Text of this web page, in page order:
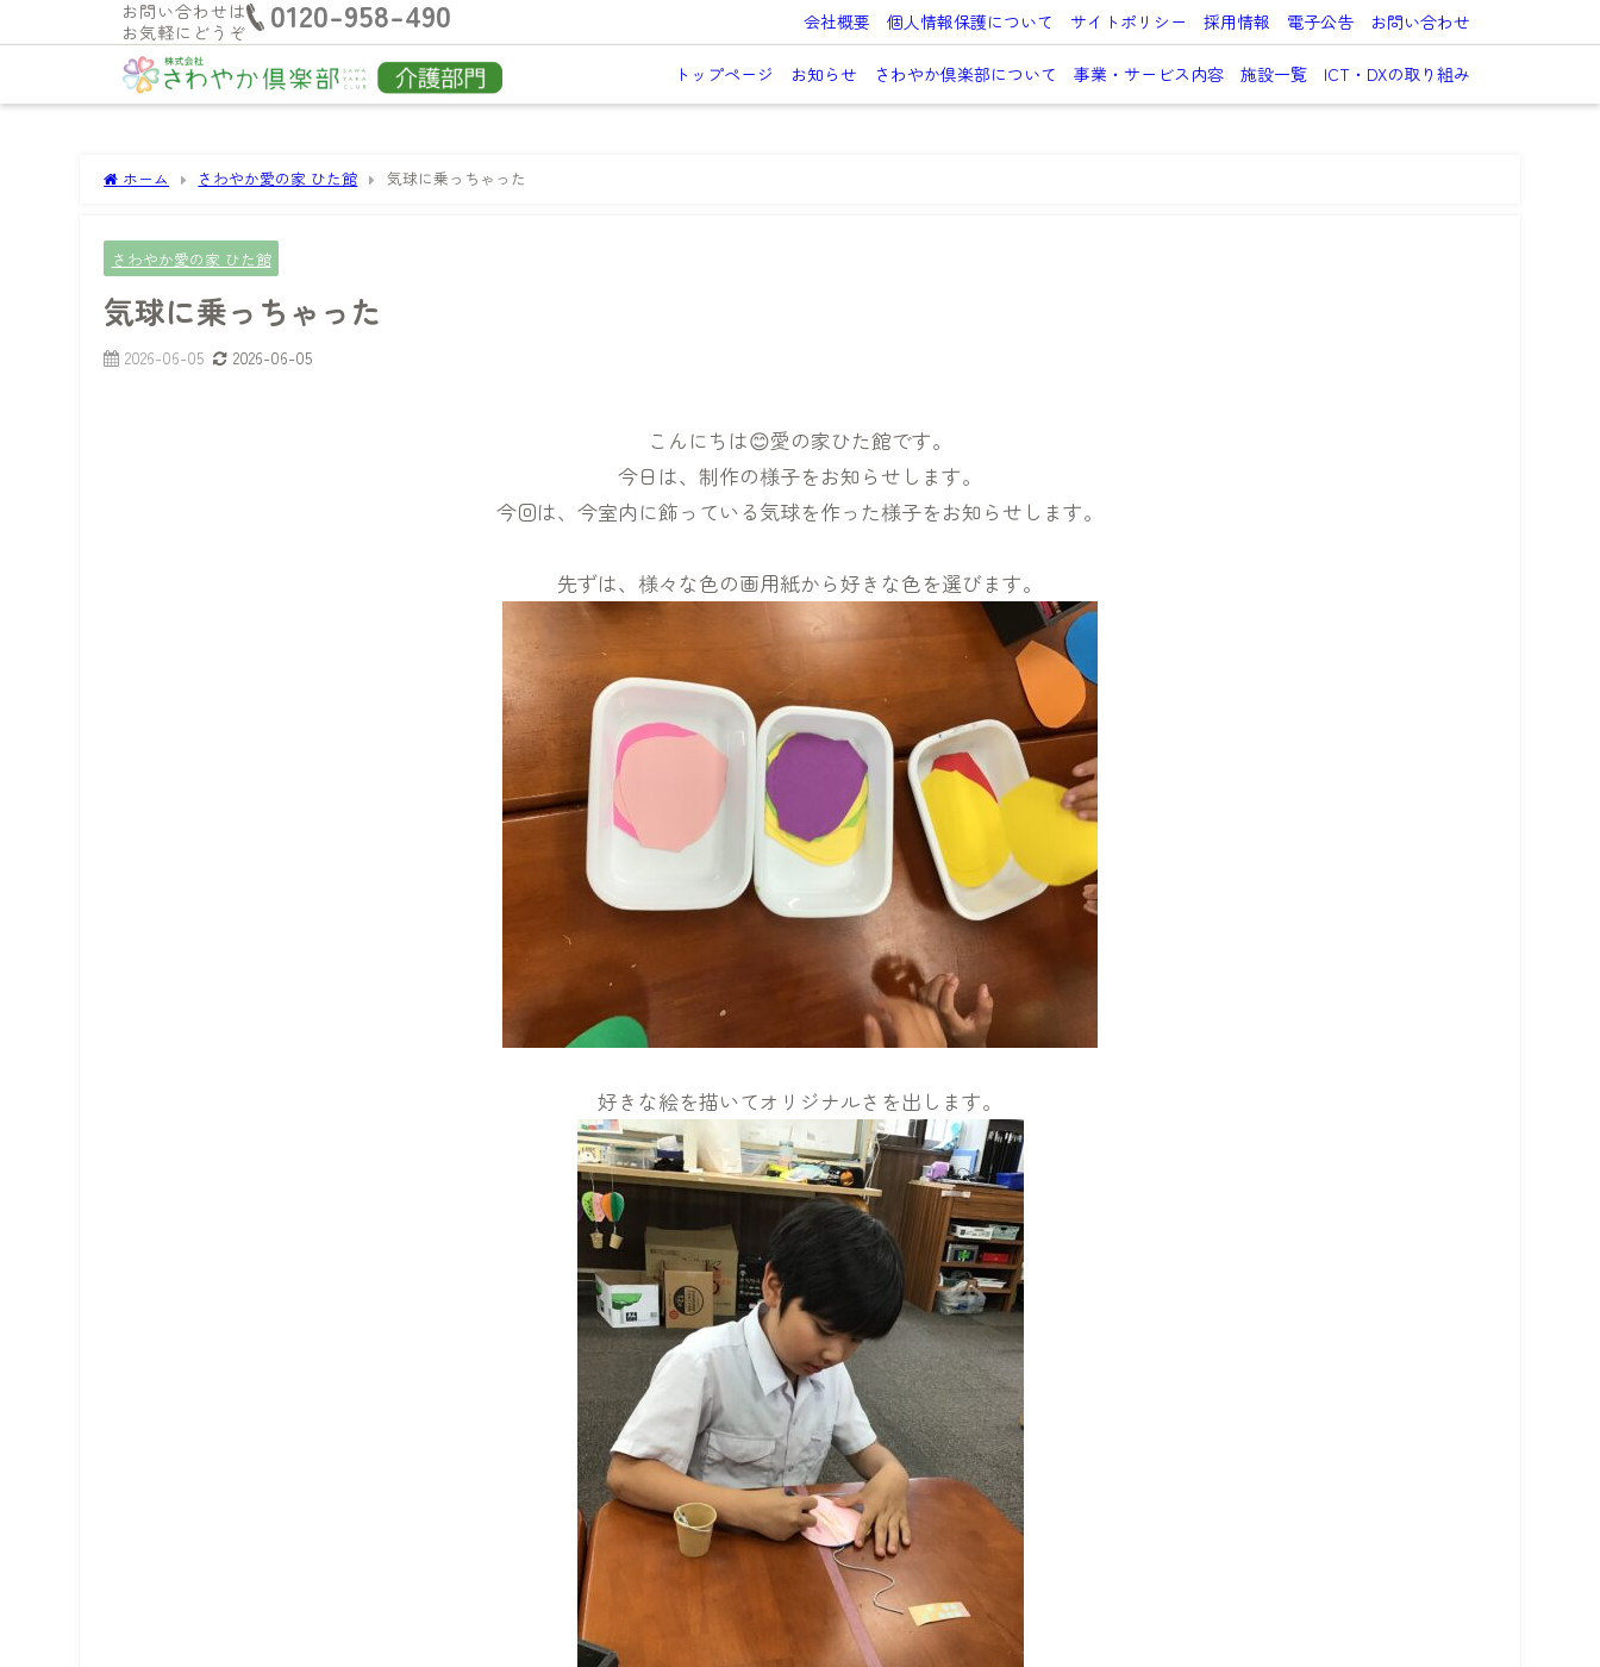
お問い合わせは
お気軽にどうぞ
0120-958-490 会社概要 個人情報保護について サイトポリシー 採用情報 電子公告 お問い合わせ
トップページ お知らせ さわやか倶楽部について 事業・サービス内容 施設一覧 ICT・DXの取り組み
ホーム さわやか愛の家 ひた館 気球に乗っちゃった
さわやか愛の家 ひた館
気球に乗っちゃった
2026-06-05 2026-06-05
こんにちは😊愛の家ひた館です。
今日は、制作の様子をお知らせします。
今回は、今室内に飾っている気球を作った様子をお知らせします。
先ずは、様々な色の画用紙から好きな色を選びます。
好きな絵を描いてオリジナルさを出します。